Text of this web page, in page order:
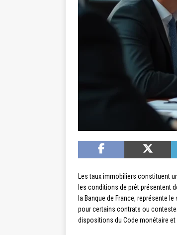
Les taux immobiliers constituent
les conditions de prêt présentent
la Banque de France, représente
pour certains contrats ou
dispositions du Code monétaire et